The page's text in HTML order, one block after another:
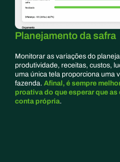
Planejamento da safra
Monitorar as variações do
produtividade, receitas, custos,
uma única tela proporciona uma
fazenda. Afinal, é sempre
proativa do que esperar que
conta própria.